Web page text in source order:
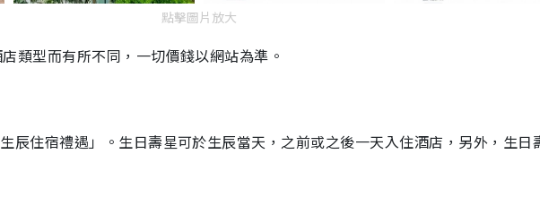
點擊圖片放大
類型而有所不同，一切價錢以網站為準。
辰住宿禮遇」。生日壽星可於生辰當天，之前或之後一天入住酒店，另外，生日